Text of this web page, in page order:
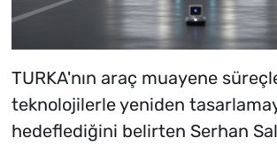
TURKA'nın araç muayene
teknolojilerle yeniden
hedeflediğini belirten Serhan